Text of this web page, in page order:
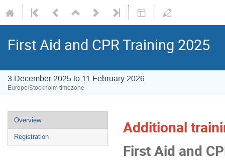
First Aid and CPR Training 2025
3 December 2025 to 11 February 2026
Europe/Stockholm timezone
Overview
Registration
Additional
First Aid and